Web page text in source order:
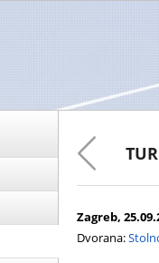
Zagreb,
Dvorana: